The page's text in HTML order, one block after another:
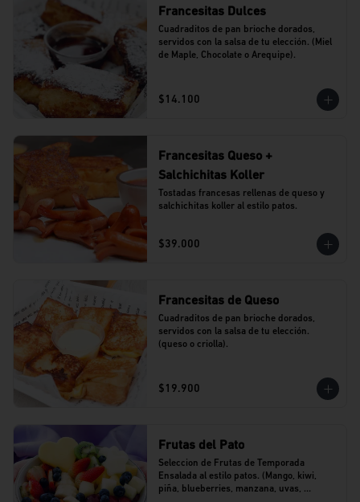
Francesitas Dulces
Cuadraditos de pan brioche dorados,
servidos con la salsa de tu elección. (Miel
de Maple, Chocolate o Arequipe).
$14.100
Francesitas Queso +
Salchichitas Koller
Tostadas francesas rellenas de queso y
salchichitas koller al estilo patos.
$39.000
Francesitas de Queso
Cuadraditos de pan brioche dorados,
servidos con la salsa de tu elección.
(queso o criolla).
$19.900
Frutas del Pato
Seleccion de Frutas de Temporada
Ensalada al estilo patos. (Mango, kiwi,
piña, blueberries, manzana, uvas,